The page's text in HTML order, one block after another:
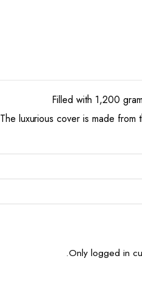
Filled with 1,200
The luxurious cover is made
Only logged in